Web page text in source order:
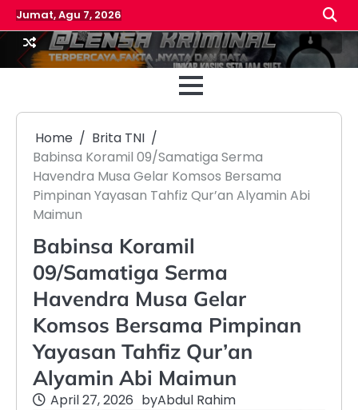
Skip
to
content
Jumat, Agu 7, 2026
Beranda
Home
Brita TNI
Babinsa Koramil 09/Samatiga Serma
Havendra Musa Gelar Komsos Bersama
Pimpinan Yayasan Tahfiz Qur’an Alyamin Abi
Maimun
Babinsa Koramil
09/Samatiga Serma
Havendra Musa Gelar
Komsos Bersama Pimpinan
Yayasan Tahfiz Qur’an
Alyamin Abi Maimun
April 27, 2026 byAbdul Rahim